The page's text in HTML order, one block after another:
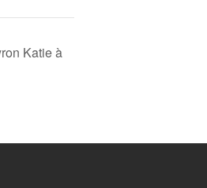
Katie à